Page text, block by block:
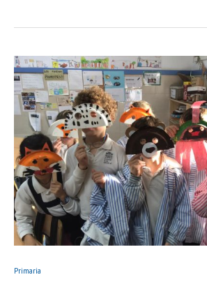
Primaria